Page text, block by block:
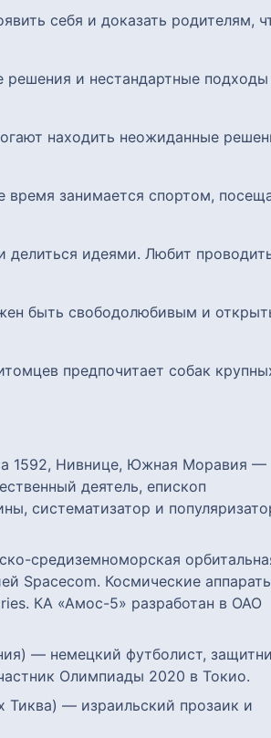
себя и доказать родителям,
и нестандартные подходы
находить неожиданные
время занимается спортом,
делиться идеями. Любит
быть свободолюбивым и
предпочитает собак
1592, Нивнице, Южная Моравия —
деятель, епископ
систематизатор и
средиземноморская
Spacecom. Космические
КА «Амос-5» разработан в ОАО
— немецкий футболист,
Олимпиады 2020 в Токио.